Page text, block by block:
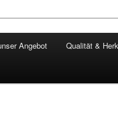
Angebot Qualität &